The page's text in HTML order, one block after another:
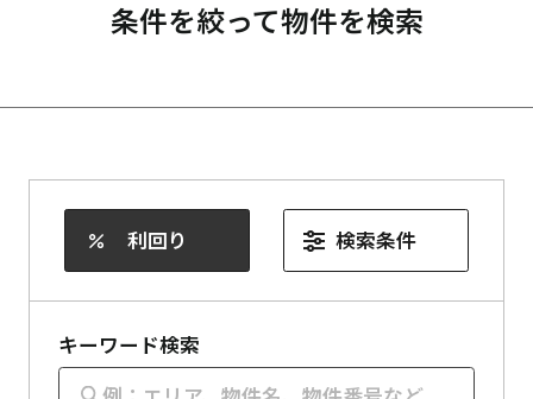
条件を絞って物件を検索
利回り 検索条件
キーワード検索
メディア情報
会社概要
アクセス
プライバシーポリシー